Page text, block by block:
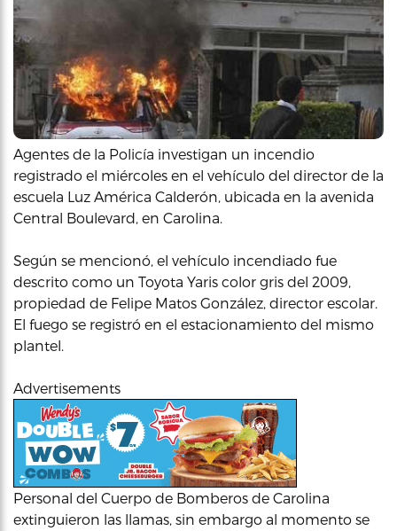
Agentes de la Policía investigan un incendio
registrado el miércoles en el vehículo del director de la
escuela Luz América Calderón, ubicada en la avenida
Central Boulevard, en Carolina.
Según se mencionó, el vehículo incendiado fue
descrito como un Toyota Yaris color gris del 2009,
propiedad de Felipe Matos González, director escolar.
El fuego se registró en el estacionamiento del mismo
plantel.
Advertisements
Personal del Cuerpo de Bomberos de Carolina
extinguieron las llamas, sin embargo al momento se